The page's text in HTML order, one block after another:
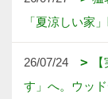
「夏涼しい家
26/07/24
す」へ。ウッ